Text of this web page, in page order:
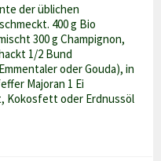
der üblichen
400 g Bio
300 g Champignon,
1/2 Bund
oder Gouda), in
Majoran 1 Ei
Kokosfett oder Erdnussöl